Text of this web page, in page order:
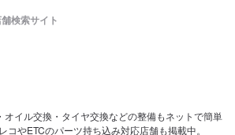
検索サイト
イル交換・タイヤ交換などの整備もネットで簡単
コやETCのパーツ持ち込み対応店舗も掲載中。